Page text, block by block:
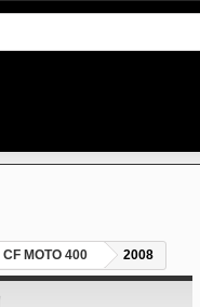
CF MOTO 400 2008